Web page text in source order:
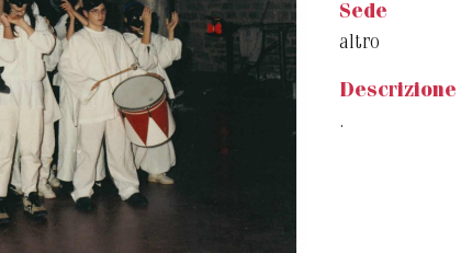
Sede
altro
Descrizione
.